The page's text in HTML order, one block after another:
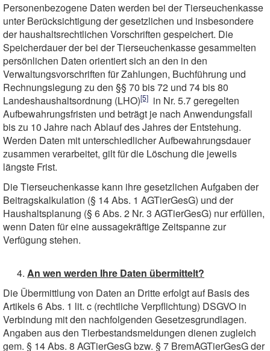
Personenbezogene Daten werden bei der Tierseuchenkasse
unter Berücksichtigung der gesetzlichen und insbesondere
der haushaltsrechtlichen Vorschriften gespeichert. Die
Speicherdauer der bei der Tierseuchenkasse gesammelten
persönlichen Daten orientiert sich an den in den
Verwaltungsvorschriften für Zahlungen, Buchführung und
Rechnungslegung zu den §§ 70 bis 72 und 74 bis 80
Landeshaushaltsordnung (LHO)[5] in Nr. 5.7 geregelten
Aufbewahrungsfristen und beträgt je nach Anwendungsfall
bis zu 10 Jahre nach Ablauf des Jahres der Entstehung.
Werden Daten mit unterschiedlicher Aufbewahrungsdauer
zusammen verarbeitet, gilt für die Löschung die jeweils
längste Frist.
Die Tierseuchenkasse kann ihre gesetzlichen Aufgaben der
Beitragskalkulation (§ 14 Abs. 1 AGTierGesG) und der
Haushaltsplanung (§ 6 Abs. 2 Nr. 3 AGTierGesG) nur erfüllen,
wenn Daten für eine aussagekräftige Zeitspanne zur
Verfügung stehen.
An wen werden Ihre Daten übermittelt?
Die Übermittlung von Daten an Dritte erfolgt auf Basis des
Artikels 6 Abs. 1 lit. c (rechtliche Verpflichtung) DSGVO in
Verbindung mit den nachfolgenden Gesetzesgrundlagen.
Angaben aus den Tierbestandsmeldungen dienen zugleich
gem. § 14 Abs. 8 AGTierGesG bzw. § 7 BremAGTierGesG der